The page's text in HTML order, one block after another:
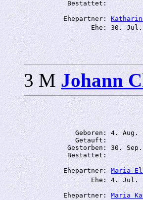
          Ehepartner:
Ehe: 30.
3 MJohann
Geboren: 4. Aug.
             Getauft:
Gestorben: 30.
          Ehepartner:
Maria
Ehe: 4.
          Ehepartner:
Maria